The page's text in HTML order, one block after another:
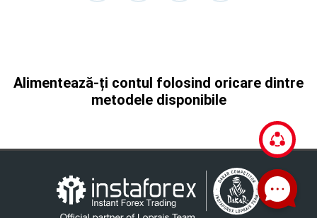
Alimentează-ți contul folosind oricare dintre
metodele disponibile